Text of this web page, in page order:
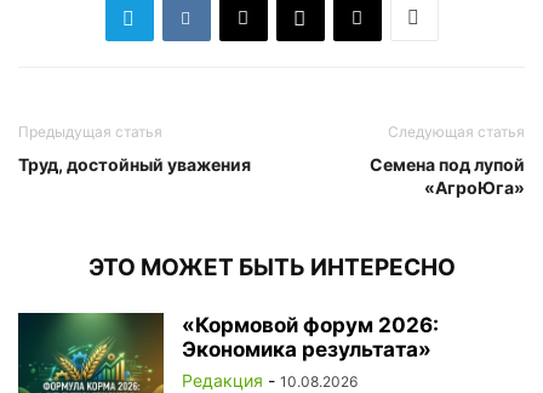
Предыдущая статья
Труд, достойный уважения
Следующая статья
Семена под лупой
«АгроЮга»
ЭТО МОЖЕТ БЫТЬ ИНТЕРЕСНО
«Кормовой форум 2026:
Экономика результата»
Редакция - 10.08.2026